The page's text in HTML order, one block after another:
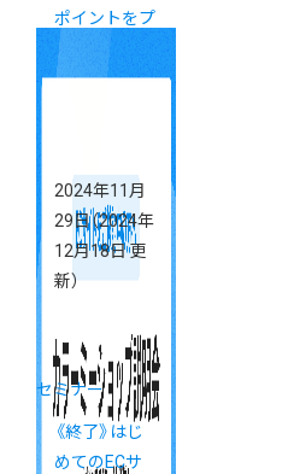
ポイントをプ
レゼント！
2024年11月
29日（2024年
12月18日 更
新）
セミナー
《終了》はじ
めてのECサ